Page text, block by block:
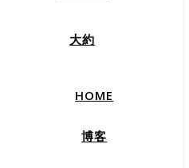
大約
HOME
博客